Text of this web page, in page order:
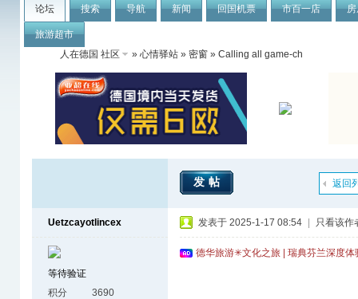
论坛 搜索 导航 新闻 回国机票 市百一店
旅游超市
人在德国 社区
» 心情驿站 » 密窗 » Calling all game-ch
返回
发帖
Uetzcayotlincex
等待验证
积分
3690
发表于 2025-1-17 08:54 只看该作
德华旅游✳文化之旅 | 瑞典芬兰深度